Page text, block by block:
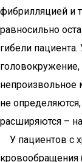
фибрилляцией и
равносильно
гибели
головокружение,
непроизвольное
не
расширяются –
У пациентов с
кровообращения